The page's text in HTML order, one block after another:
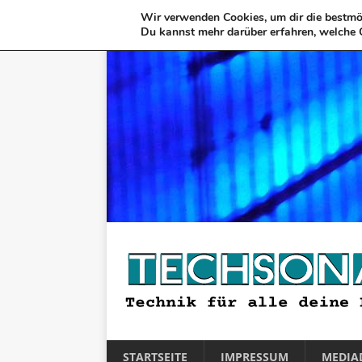
STARTSEITE IMPRESSUM
Wir verwenden Cookies, um dir die
Du kannst mehr darüber erfahren,